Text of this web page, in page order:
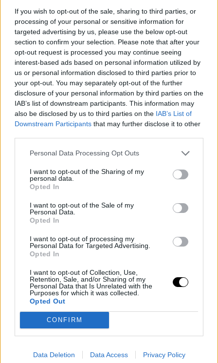
If you wish to opt-out of the sale, sharing to third parties, or
processing of your personal or sensitive information for
targeted advertising by us, please use the below opt-out
section to confirm your selection. Please note that after your
opt-out request is processed you may continue seeing
interest-based ads based on personal information utilized by
us or personal information disclosed to third parties prior to
your opt-out. You may separately opt-out of the further
disclosure of your personal information by third parties on the
IAB’s list of downstream participants. This information may
also be disclosed by us to third parties on the IAB’s List of
Downstream Participants that may further disclose it to other
Personal Data Processing Opt Outs
I want to opt-out of the Sharing of my
personal data.
Opted In
I want to opt-out of the Sale of my
Personal Data.
Opted In
I want to opt-out of processing my
Personal Data for Targeted Advertising.
Opted In
I want to opt-out of Collection, Use,
Retention, Sale, and/or Sharing of my
Personal Data that Is Unrelated with the
Purposes for which it was collected.
Opted Out
CONFIRM
Data Deletion Data Access Privacy Policy
nueve rebotes y seis asistencias. El griego es el jugador
con más partidos de 35-5-5 de toda la NBA, solo por
detrás de Luka Doncic.
Últimos artículos
PEYTON WATSON DENVER NUGGETS